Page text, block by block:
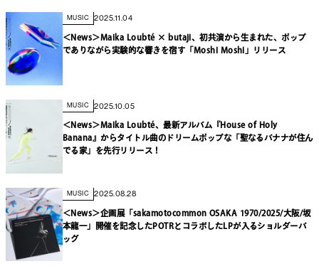
MUSIC 2025.11.04
＜News＞Maika Loubté × butaji、初共演から生まれた、ポップ
でありながら実験的な響きを宿す「Moshi Moshi」リリース
MUSIC 2025.10.05
＜News＞Maika Loubté、最新アルバム『House of Holy
Banana』からタイトル曲のドリームポップな「聖なるバナナが住ん
でる家」を先行リリース！
MUSIC 2025.08.28
＜News＞企画展「sakamotocommon OSAKA 1970/2025/大阪/坂
本龍一」開催を記念したPOTRとコラボしたLPが入るショルダーバ
ッグ